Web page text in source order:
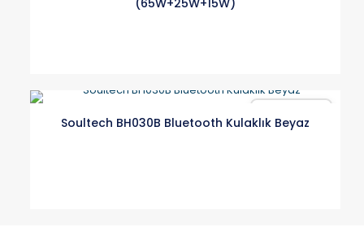
(65W+25W+15W)
Soultech BH030B Bluetooth Kulaklık Beyaz